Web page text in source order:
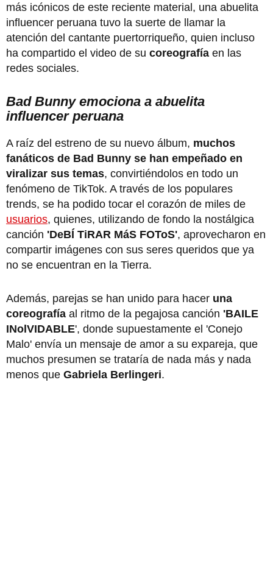
más icónicos de este reciente material, una abuelita
influencer peruana tuvo la suerte de llamar la
atención del cantante puertorriqueño, quien incluso
ha compartido el video de su coreografía en las
redes sociales.
Bad Bunny emociona a abuelita
influencer peruana
A raíz del estreno de su nuevo álbum, muchos
fanáticos de Bad Bunny se han empeñado en
viralizar sus temas, convirtiéndolos en todo un
fenómeno de TikTok. A través de los populares
trends, se ha podido tocar el corazón de miles de
usuarios, quienes, utilizando de fondo la nostálgica
canción 'DeBÍ TiRAR MáS FOToS', aprovecharon en
compartir imágenes con sus seres queridos que ya
no se encuentran en la Tierra.
Además, parejas se han unido para hacer una
coreografía al ritmo de la pegajosa canción 'BAILE
INolVIDABLE', donde supuestamente el 'Conejo
Malo' envía un mensaje de amor a su expareja, que
muchos presumen se trataría de nada más y nada
menos que Gabriela Berlingeri.